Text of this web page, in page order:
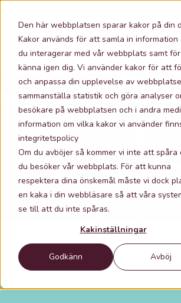
Den här webbplatsen sparar kakor på din
Kakor används för att samla in information
du interagerar med vår webbplats samt
känna igen dig. Vi använder kakor för att
och anpassa din upplevelse av
sammanställa statistik och göra analyser
besökare på webbplatsen och i andra
information om vilka kakor vi använder
integritetspolicy
Om du avböjer så kommer vi inte att spåra
du besöker vår webbplats. För att kunna
respektera dina önskemål måste vi dock
en kaka i din webbläsare så att våra
se till att du inte spåras.
Kakinställningar
Godkänn Avböj
2022-02-11 13:22 3 min lästid
”Agenda för landskapet”
aktuella och öppna